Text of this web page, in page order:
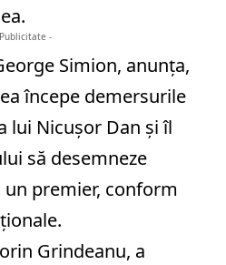
-
Simion, anunţa,
începe demersurile
lui Nicuşor Dan şi îl
să desemneze
premier, conform
Grindeanu, a